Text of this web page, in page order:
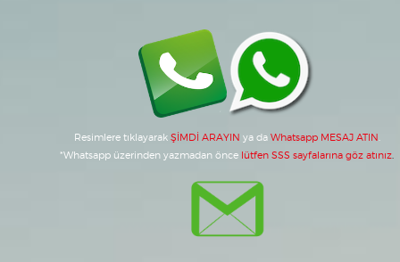
Resimlere tıklayarak ŞİMDİ ARAYIN ya da Whatsapp MESAJ ATIN.
*Whatsapp üzerinden yazmadan önce lütfen SSS sayfalarına göz atınız.